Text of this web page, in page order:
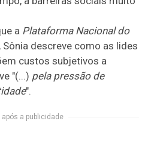
a Plataforma Nacional do
descreve como as lides
custos subjetivos a
"(...) pela pressão de
".
após a publicidade